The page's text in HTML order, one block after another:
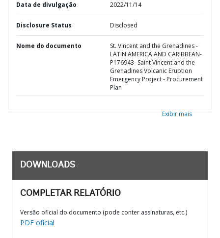
Data de divulgação 2022/11/14
Disclosure Status Disclosed
Nome do documento
St. Vincent and the Grenadines -
LATIN AMERICA AND CARIBBEAN-
P176943- Saint Vincent and the
Grenadines Volcanic Eruption
Emergency Project - Procurement
Plan
Exibir mais
DOWNLOADS
COMPLETAR RELATÓRIO
Versão oficial do documento (pode conter assinaturas, etc.)
PDF oficial